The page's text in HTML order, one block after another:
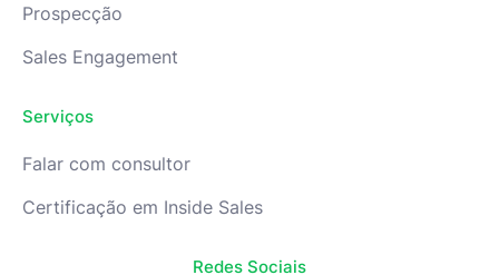
Prospecção
Sales Engagement
Serviços
Falar com consultor
Certificação em Inside Sales
Redes Sociais